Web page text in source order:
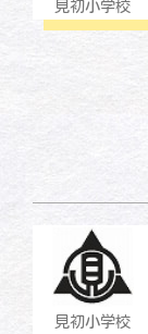
見初小学校
見初小学校